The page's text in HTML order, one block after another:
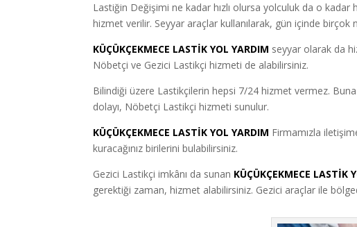
Lastiğin Değişimi ne kadar hızlı olursa yolculuk da o kadar
hizmet verilir. Seyyar araçlar kullanılarak, gün içinde birçok
KÜÇÜKÇEKMECE LASTİK YOL YARDIM seyyar olarak da
Nöbetçi ve Gezici Lastikçi hizmeti de alabilirsiniz.
Bilindiği üzere Lastikçilerin hepsi 7/24 hizmet vermez.
dolayı, Nöbetçi Lastikçi hizmeti sunulur.
KÜÇÜKÇEKMECE LASTİK YOL YARDIM Firmamızla
kuracağınız birilerini bulabilirsiniz.
Gezici Lastikçi imkânı da sunan KÜÇÜKÇEKMECE LASTİK
gerektiği zaman, hizmet alabilirsiniz. Gezici araçlar ile